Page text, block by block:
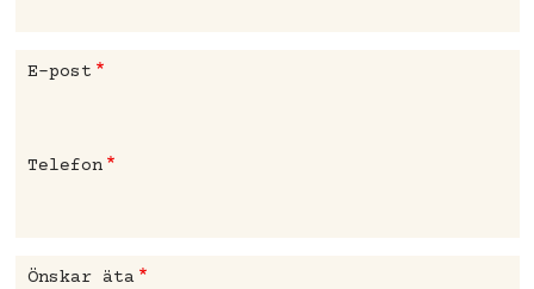
E-post
Telefon
Önskar äta